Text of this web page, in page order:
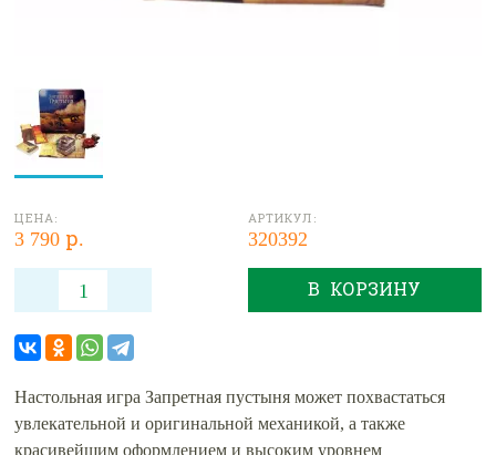
ЦЕНА:
3 790 р.
АРТИКУЛ:
320392
В КОРЗИНУ
Настольная игра Запретная пустыня может похвастаться
увлекательной и оригинальной механикой, а также
красивейшим оформлением и высоким уровнем